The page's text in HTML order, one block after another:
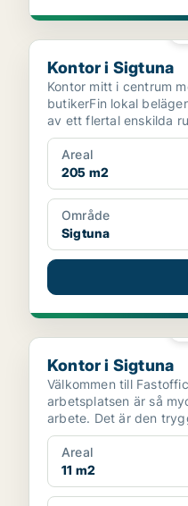
Kontor i Sigtuna
Kontor i Sigtuna
Kontor mitt i centrum
butikerFin lokal
av ett flertal enskilda
Areal
205 m2
Område
Sigtuna
Kontor i Sigtuna
Kontor i Sigtuna
Välkommen till
arbetsplatsen är så
arbete. Det är den
kollegor umg...
Areal
11 m2